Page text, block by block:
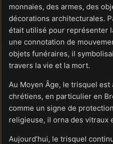
monnaies, des armes, des
décorations architecturales.
était utilisé pour représenter
une connotation de
objets funéraires, il
travers la vie et la mort.
Au Moyen Âge, le trisquel
chrétiens, en particulier en
comme un signe de
religieuse, il orna des vitraux
Aujourd’hui, le trisquel